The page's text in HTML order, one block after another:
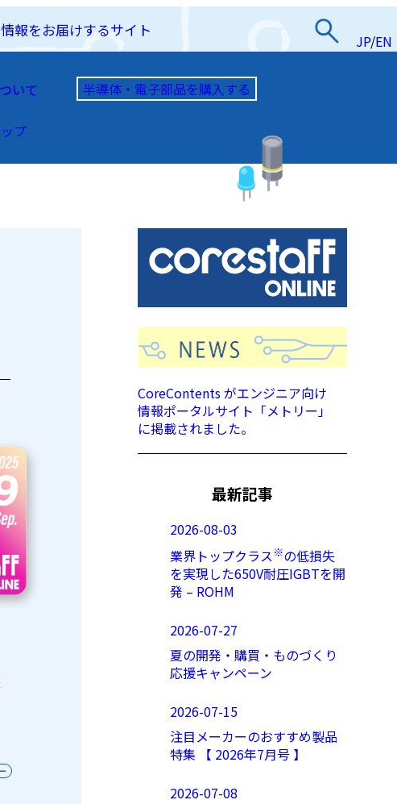
報をお届けするサイト
JP/EN
いて 半導体・電子部品を購入する
プ
CoreContents がエンジニア向け
情報ポータルサイト「メトリー」
に掲載されました。
最新記事
2026-08-03
業界トップクラス※の低損失
を実現した650V耐圧IGBTを開
発 – ROHM
2026-07-27
夏の開発・購買・ものづくり
応援キャンペーン
2026-07-15
注目メーカーのおすすめ製品
特集 【 2026年7月号 】
2026-07-08